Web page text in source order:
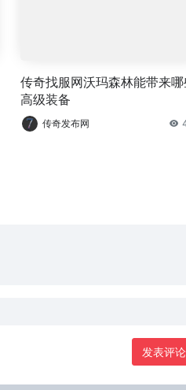
传奇找服网沃玛森林能带来
高级装备
传奇发布网
发表评论